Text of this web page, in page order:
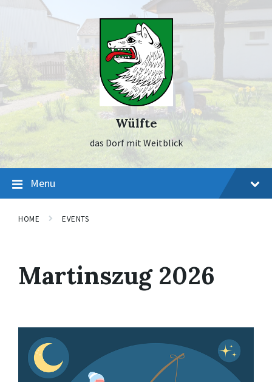
Wülfte
das Dorf mit Weitblick
Menu
HOME EVENTS
Martinszug 2026